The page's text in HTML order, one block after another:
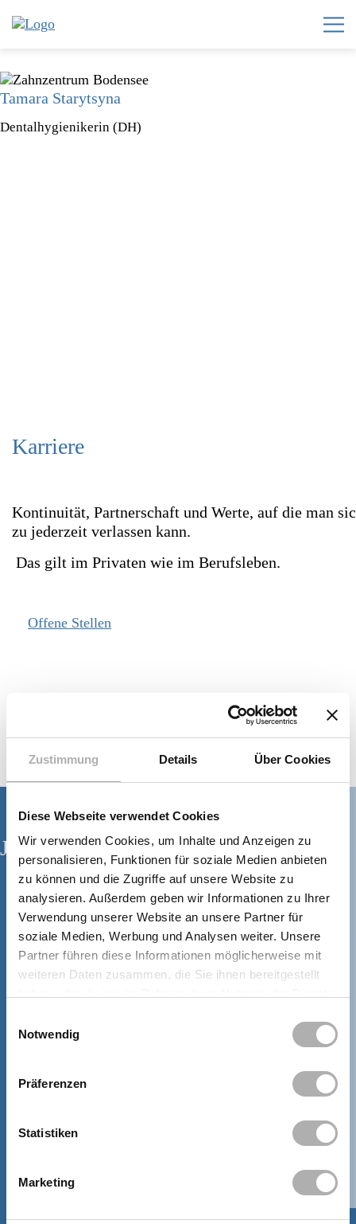
Zustimmung Details Über Cookies
Diese Webseite verwendet Cookies
Wir verwenden Cookies, um Inhalte und Anzeigen zu
personalisieren, Funktionen für soziale Medien anbieten
zu können und die Zugriffe auf unsere Website zu
analysieren. Außerdem geben wir Informationen zu Ihrer
Verwendung unserer Website an unsere Partner für
soziale Medien, Werbung und Analysen weiter. Unsere
Partner führen diese Informationen möglicherweise mit
weiteren Daten zusammen, die Sie ihnen bereitgestellt
Notwendig
Präferenzen
Statistiken
Marketing
Home
Zahnzentrum
Tamara Starytsyna
Dentalhygienikerin (DH)
Karriere
Kontinuität, Partnerschaft und Werte, auf die man
zu jederzeit verlassen kann.
Das gilt im Privaten wie im Berufsleben.
Offene Stellen
Jetzt Termin vereinbaren!
Mo, Mi, Do 08:00 – 18:00 Uhr
Di
08:00 – 19:00 Uhr
Fr
08:00 – 17:00 Uhr
TERMIN VEREINBAREN